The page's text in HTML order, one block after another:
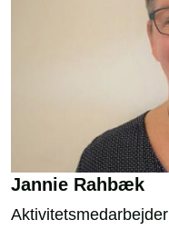
Jannie Rahbæk
Aktivitetsmedarbejder